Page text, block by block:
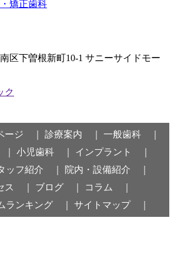
区下曽根新町10-1 サニーサイドモー
ージ ｜ 診療案内 ｜
一般歯科 ｜
小児歯科 ｜
インプラント ｜
ッフ紹介 ｜
院内・設備紹介 ｜
ス ｜
ブログ ｜
コラム ｜
ランキング ｜
サイトマップ ｜